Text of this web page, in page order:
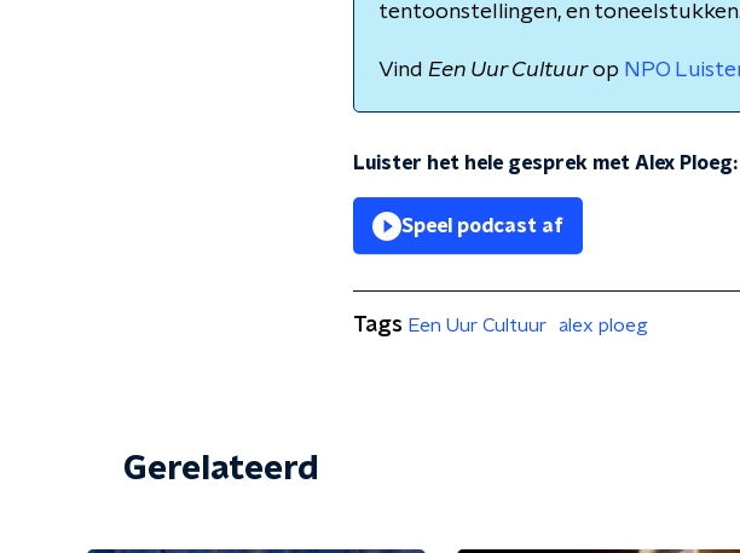
tentoonstellingen, en toneelstukken.
Vind Een Uur Cultuurop NPO
Luister het hele gesprek met Alex Ploeg:
Speel podcast af
Tags Een Uur Cultuur alex ploeg
Gerelateerd